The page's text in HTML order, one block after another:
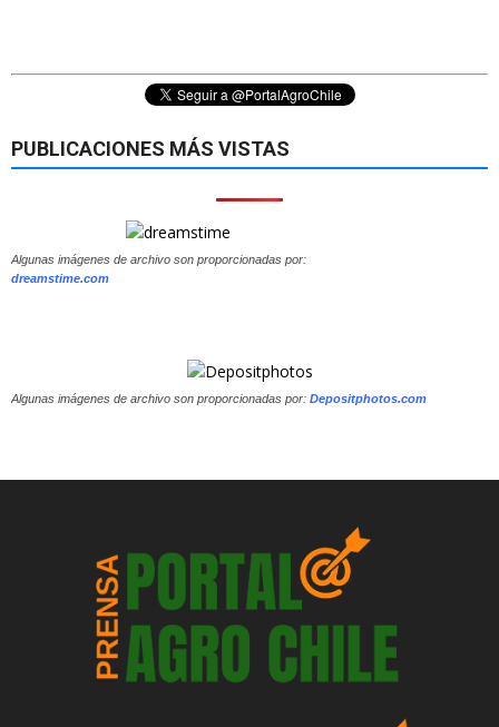
PUBLICACIONES MÁS VISTAS
Algunas imágenes de archivo son proporcionadas por:
dreamstime.com
Algunas imágenes de archivo son proporcionadas por: Depositphotos.com